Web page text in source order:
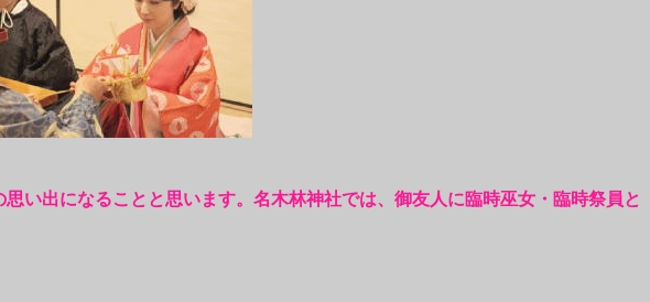
い出になることと思います。名木林神社では、御友人に臨時巫女・臨時祭員と